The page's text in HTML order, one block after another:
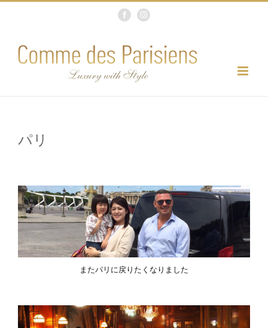
content
FacebookInstagram
パリ
またパリに戻りたくなりました